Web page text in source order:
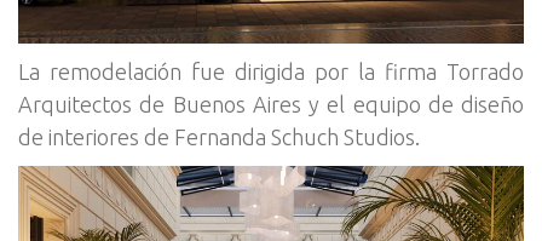
La remodelación fue dirigida por la firma Torrado
Arquitectos de Buenos Aires y el equipo de diseño
de interiores de Fernanda Schuch Studios.